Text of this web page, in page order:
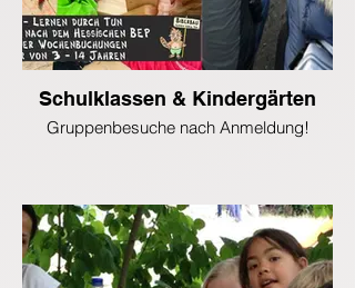
Schulklassen & Kindergärten
Gruppenbesuche nach Anmeldung!